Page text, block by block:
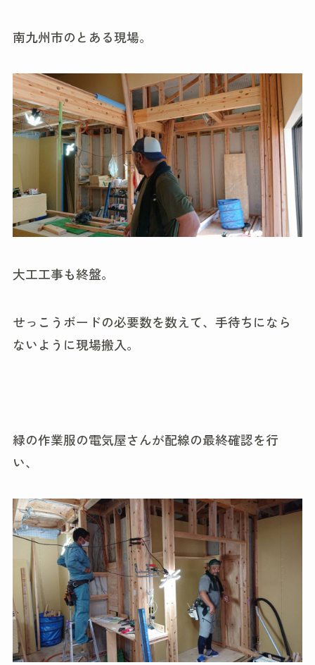
南九州市のとある現場。
大工工事も終盤。
せっこうボードの必要数を数えて、手待ちになら
ないように現場搬入。
緑の作業服の電気屋さんが配線の最終確認を行
い、